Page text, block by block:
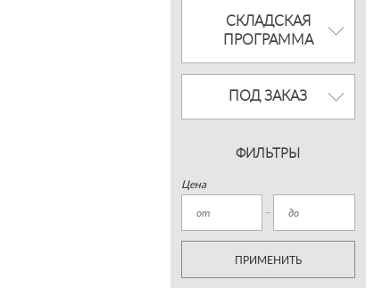
СКЛАДСКАЯ
ПРОГРАММА
ПОД ЗАКАЗ
ФИЛЬТРЫ
Цена
ПРИМЕНИТЬ